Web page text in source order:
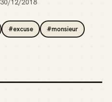
30/12/2018
#excuse #monsieur